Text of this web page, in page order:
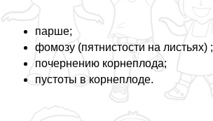
парше;
фомозу (пятнистости на листьях) ;
почернению корнеплода;
пустоты в корнеплоде.